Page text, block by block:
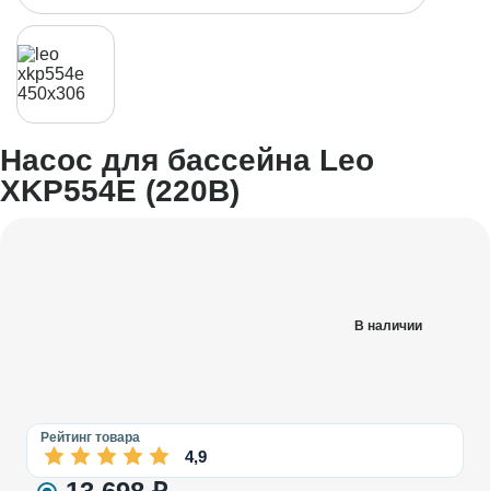
Насос для бассейна Leo
XKP554E (220В)
В наличии
Рейтинг товара
4,9